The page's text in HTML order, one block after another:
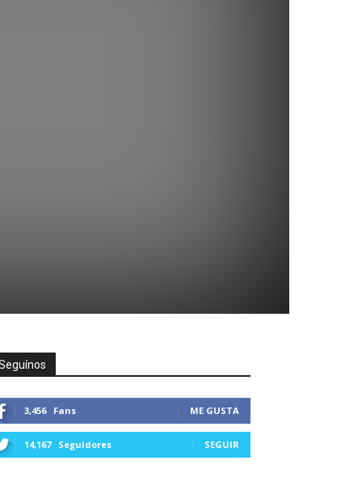
3,456 Fans ME GUSTA
14,167 Seguidores SEGUIR